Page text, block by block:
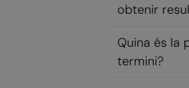
obtenir
Quina és la
termini?